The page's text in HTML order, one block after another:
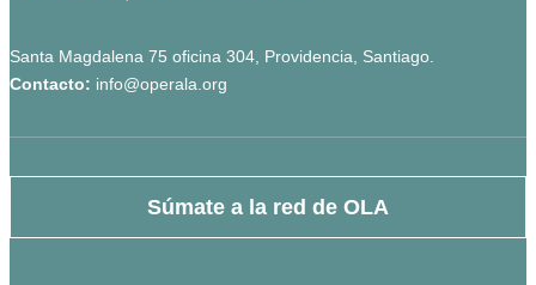
Santa Magdalena 75 oficina 304, Providencia, Santiago.
Contacto: info@operala.org
Súmate a la red de OLA